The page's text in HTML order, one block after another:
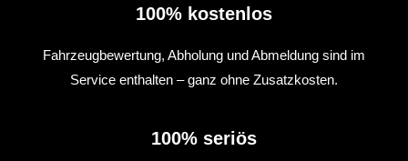
100% kostenlos
Fahrzeugbewertung, Abholung und Abmeldung sind im
Service enthalten – ganz ohne Zusatzkosten.
100% seriös